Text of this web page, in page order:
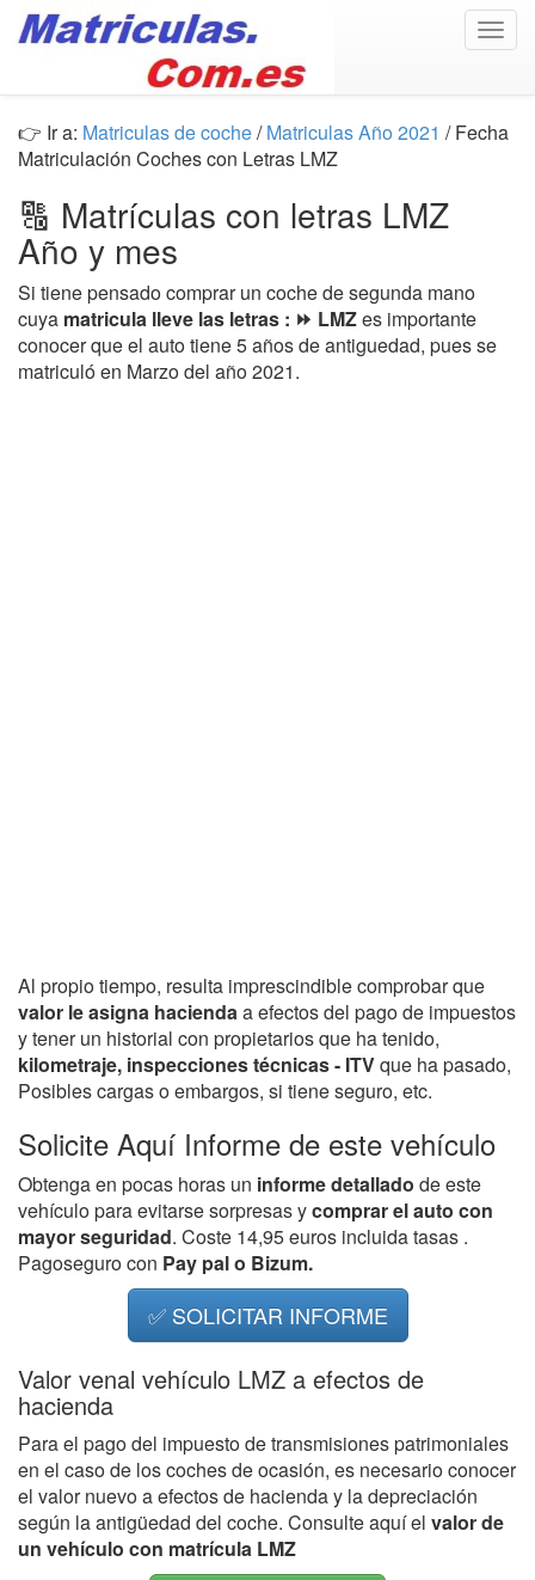
👉 Ir a: Matriculas de coche/Matriculas Año 2021 / Fecha
Matriculación Coches con Letras LMZ
🔠 Matrículas con letras LMZ
Año y mes
Si tiene pensado comprar un coche de segunda mano
cuya matricula lleve las letras : ⏩ LMZes importante
conocer que el auto tiene 5 años de antiguedad, pues se
matriculó en Marzo del año 2021.
Al propio tiempo, resulta imprescindible comprobar que
valor le asigna haciendaa efectos del pago de impuestos
y tener un historial con propietarios que ha tenido,
kilometraje, inspecciones técnicas - ITVque ha pasado,
Posibles cargas o embargos, si tiene seguro, etc.
Solicite Aquí Informe de este vehículo
Obtenga en pocas horas un informe detallado de este
vehículo para evitarse sorpresas ycomprar el auto con
mayor seguridad. Coste 14,95 euros incluida tasas .
Pagoseguro con Pay pal o Bizum.
✅ SOLICITAR INFORME
Valor venal vehículo LMZ a efectos de
hacienda
Para el pago del impuesto de transmisiones patrimoniales
en el caso de los coches de ocasión, es necesario conocer
el valor nuevo a efectos de hacienda y la depreciación
según la antigüedad del coche. Consulte aquí el valor de
un vehículo con matrícula LMZ